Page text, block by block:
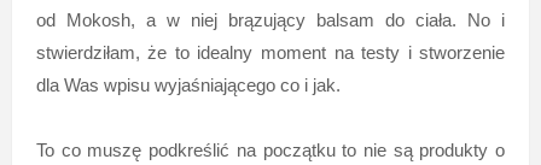
od Mokosh, a w niej brązujący balsam do ciała. No i
stwierdziłam, że to idealny moment na testy i stworzenie
dla Was wpisu wyjaśniającego co i jak.
To co muszę podkreślić na początku to nie są produkty o